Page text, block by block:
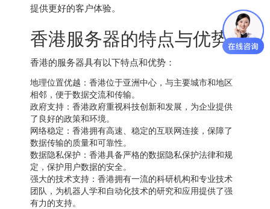
提供更好的客户体验。
香港服务器的特点与优势
香港的服务器具有以下特点和优势：
地理位置优越：香港位于亚洲中心，与主要城市和地区
相邻，便于数据交流和传输。
政府支持：香港政府重视科技创新和发展，为企业提供
了良好的政策和环境。
网络稳定：香港拥有高速、稳定的互联网连接，保障了
数据传输的质量和可靠性。
数据隐私保护：香港具备严格的数据隐私保护法律和规
定，保护用户数据的安全。
强大的技术支持：香港拥有一流的科研机构和专业技术
团队，为机器人学和自动化技术的研究和应用提供了强
有力的支持。